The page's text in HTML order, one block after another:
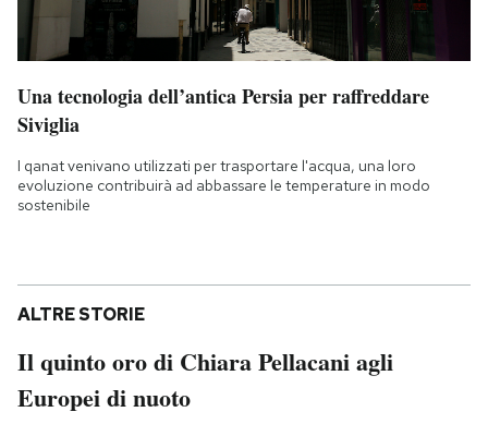
Una tecnologia dell’antica Persia per raffreddare
Siviglia
I qanat venivano utilizzati per trasportare l'acqua, una loro
evoluzione contribuirà ad abbassare le temperature in modo
sostenibile
ALTRE STORIE
Il quinto oro di Chiara Pellacani agli
Europei di nuoto